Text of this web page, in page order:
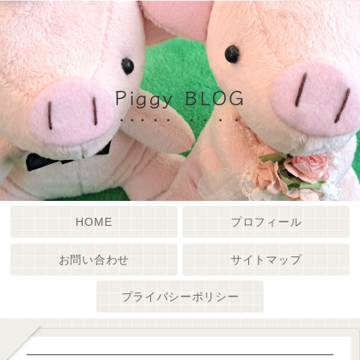
Piggy BLOG
HOME プロフィール
お問い合わせ サイトマップ
プライバシーポリシー